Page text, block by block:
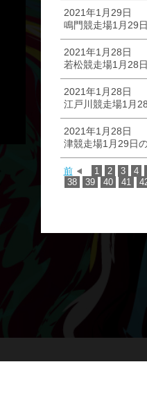
2021年1月29日
鳴門競走場1月29
2021年1月28日
若松競走場1月28
2021年1月28日
江戸川競走場1月
2021年1月28日
津競走場1月29日
前 1 2 3 4
38
39 40 41